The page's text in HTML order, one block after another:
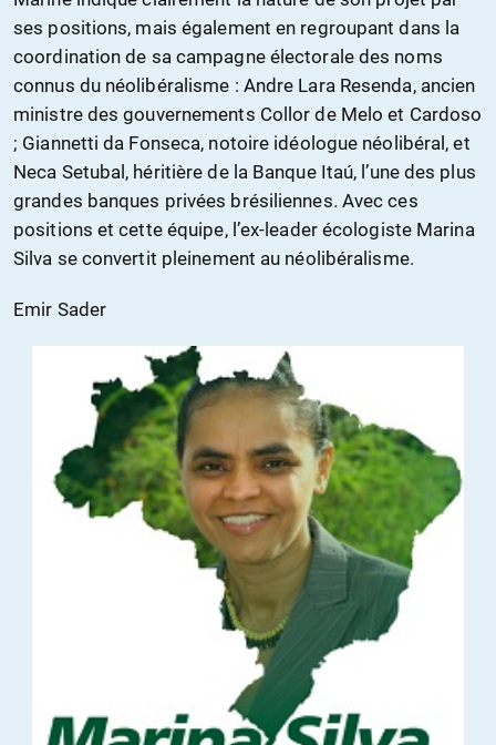
ses positions, mais également en regroupant dans la
coordination de sa campagne électorale des noms
connus du néolibéralisme : Andre Lara Resenda, ancien
ministre des gouvernements Collor de Melo et Cardoso
; Giannetti da Fonseca, notoire idéologue néolibéral, et
Neca Setubal, héritière de la Banque Itaú, l’une des plus
grandes banques privées brésiliennes. Avec ces
positions et cette équipe, l’ex-leader écologiste Marina
Silva se convertit pleinement au néolibéralisme.
Emir Sader